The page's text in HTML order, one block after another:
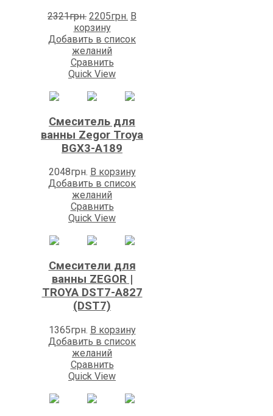
2321грн. Первоначальная
цена
составляла
2321грн..
2205грн. Текущая
2205грн..
В
корзину
Добавить в список
желаний
Сравнить
Quick View
Смеситель для
ванны Zegor Troya
BGX3-A189
2048грн. В корзину
Добавить в список
желаний
Сравнить
Quick View
Смесители для
ванны ZEGOR |
TROYA DST7-A827
(DST7)
1365грн. В корзину
Добавить в список
желаний
Сравнить
Quick View